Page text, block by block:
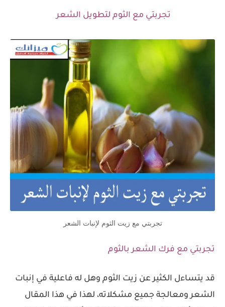
تجربتي مع الثوم لتطويل الشعر
تجربتي مع زيت الثوم لإنبات الشعر
تجربتي مع فرك الشعر بالثوم
قد يتساءل الكثير عن زيت الثوم وهل له فاعلية في إنبات
الشعر ومعالجة جميع مشكلاته، لهذا في هذا المقال